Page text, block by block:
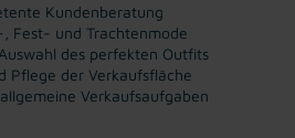
Kundenberatung
Fest- und Trachtenmode
des perfekten Outfits
Pflege der Verkaufsfläche
Verkaufsaufgaben